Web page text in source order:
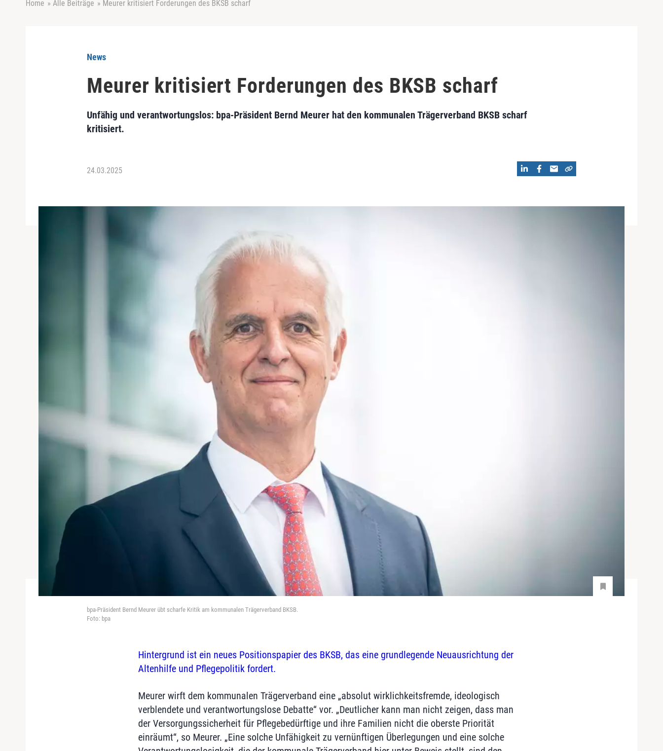
Home » Alle Beiträge » Meurer kritisiert Forderungen des BKSB scharf
News
Meurer kritisiert Forderungen des BKSB scharf
Unfähig und verantwortungslos: bpa-Präsident Bernd Meurer hat den kommunalen Trägerverband BKSB scharf
kritisiert.
24.03.2025
bpa-Präsident Bernd Meurer übt scharfe Kritik am kommunalen Trägerverband BKSB.
Foto: bpa
Hintergrund ist ein neues Positionspapier des BKSB, das eine grundlegende Neuausrichtung der
Altenhilfe und Pflegepolitik fordert.
Meurer wirft dem kommunalen Trägerverband eine „absolut wirklichkeitsfremde, ideologisch
verblendete und verantwortungslose Debatte“ vor. „Deutlicher kann man nicht zeigen, dass man
der Versorgungssicherheit für Pflegebedürftige und ihre Familien nicht die oberste Priorität
einräumt“, so Meurer. „Eine solche Unfähigkeit zu vernünftigen Überlegungen und eine solche